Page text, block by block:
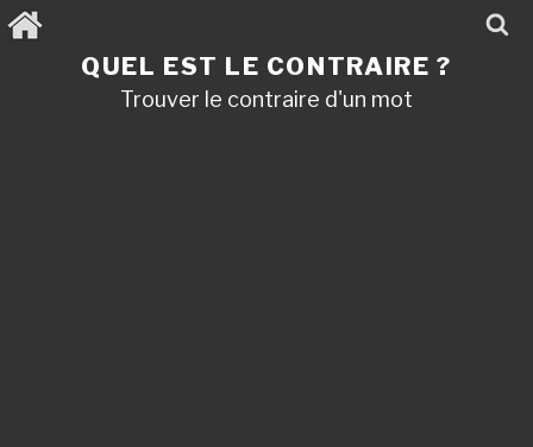
Aller
au
QUEL EST LE CONTRAIRE ?
Trouver le contraire d'un mot